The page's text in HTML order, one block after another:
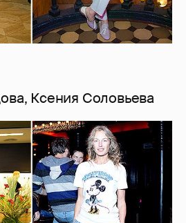
Ксения Соловьева